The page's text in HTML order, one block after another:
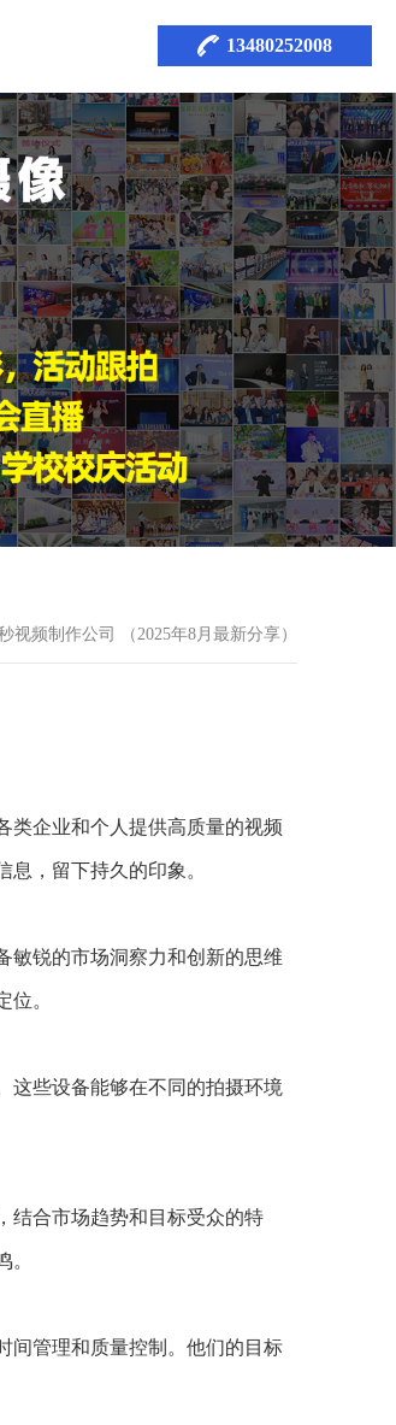
13480252008
视频制作公司 （2025年8月最新分享）
类企业和个人提供高质量的视频
，留下持久的印象。
敏锐的市场洞察力和创新的思维
。
这些设备能够在不同的拍摄环境
结合市场趋势和目标受众的特
间管理和质量控制。他们的目标